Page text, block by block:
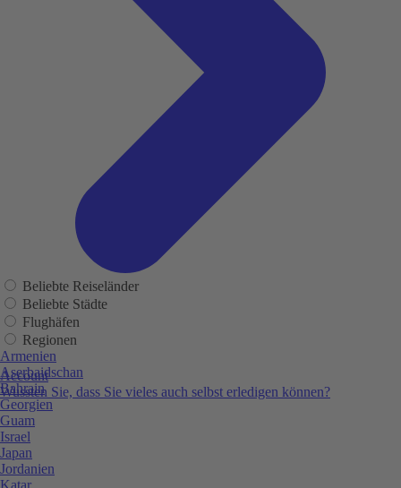
Account
Wussten Sie, dass Sie vieles auch selbst erledigen können?
Beliebte Reiseländer
Beliebte Städte
Flughäfen
Regionen
Armenien
Aserbaidschan
Bahrain
Georgien
Guam
Israel
Japan
Jordanien
Katar